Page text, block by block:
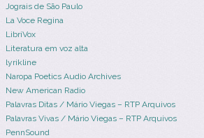
Jograis de São Paulo
La Voce Regina
LibriVox
Literatura em voz alta
lyrikline
Naropa Poetics Audio Archives
New American Radio
Palavras Ditas / Mário Viegas – RTP Arquivos
Palavras Vivas / Mário Viegas – RTP Arquivos
PennSound